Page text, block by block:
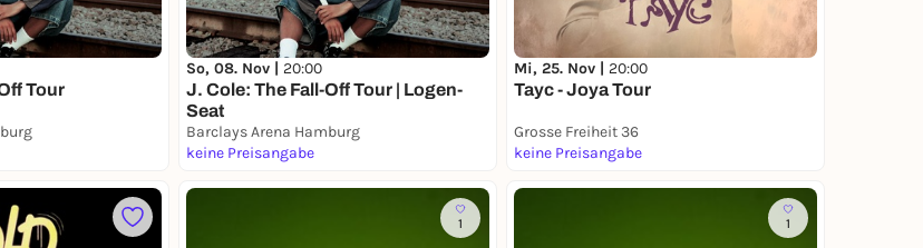
Tour
So, 08. Nov | 20:00
J. Cole: The Fall-Off Tour | Logen-
Seat
Barclays Arena Hamburg
keine Preisangabe
Mi, 25. Nov | 20:00
Tayc - Joya Tour
Grosse Freiheit 36
keine Preisangabe
1 1